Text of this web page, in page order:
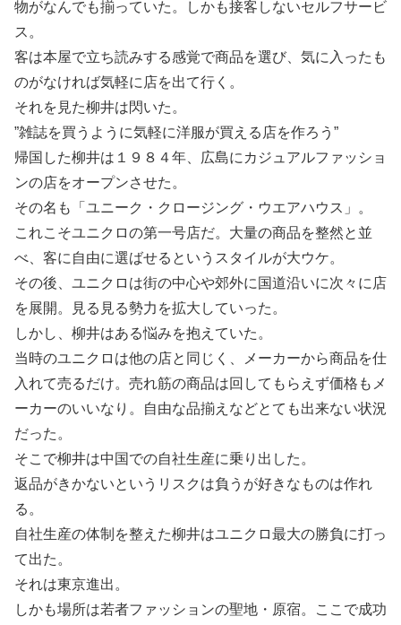
物がなんでも揃っていた。しかも接客しないセルフサービ
ス。
客は本屋で立ち読みする感覚で商品を選び、気に入ったも
のがなければ気軽に店を出て行く。
それを見た柳井は閃いた。
”雑誌を買うように気軽に洋服が買える店を作ろう”
帰国した柳井は１９８４年、広島にカジュアルファッショ
ンの店をオープンさせた。
その名も「ユニーク・クロージング・ウエアハウス」。
これこそユニクロの第一号店だ。大量の商品を整然と並
べ、客に自由に選ばせるというスタイルが大ウケ。
その後、ユニクロは街の中心や郊外に国道沿いに次々に店
を展開。見る見る勢力を拡大していった。
しかし、柳井はある悩みを抱えていた。
当時のユニクロは他の店と同じく、メーカーから商品を仕
入れて売るだけ。売れ筋の商品は回してもらえず価格もメ
ーカーのいいなり。自由な品揃えなどとても出来ない状況
だった。
そこで柳井は中国での自社生産に乗り出した。
返品がきかないというリスクは負うが好きなものは作れ
る。
自社生産の体制を整えた柳井はユニクロ最大の勝負に打っ
て出た。
それは東京進出。
しかも場所は若者ファッションの聖地・原宿。ここで成功